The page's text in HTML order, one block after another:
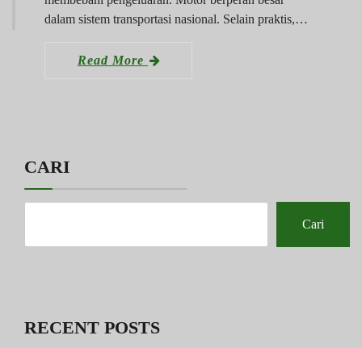
dalam sistem transportasi nasional. Selain praktis,…
Read More
CARI
Cari
RECENT POSTS